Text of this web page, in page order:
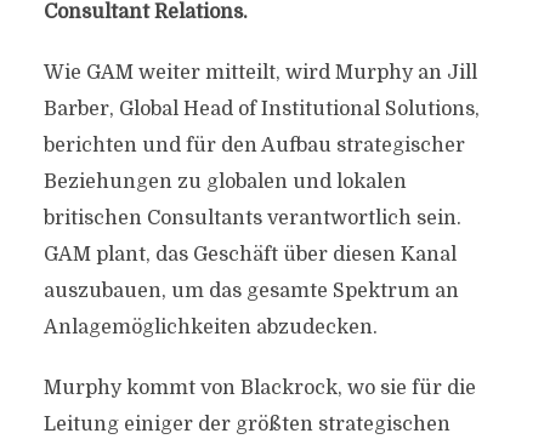
Consultant Relations.
Wie GAM weiter mitteilt, wird Murphy an Jill
Barber, Global Head of Institutional Solutions,
berichten und für den Aufbau strategischer
Beziehungen zu globalen und lokalen
britischen Consultants verantwortlich sein.
GAM plant, das Geschäft über diesen Kanal
auszubauen, um das gesamte Spektrum an
Anlagemöglichkeiten abzudecken.
Murphy kommt von Blackrock, wo sie für die
Leitung einiger der größten strategischen